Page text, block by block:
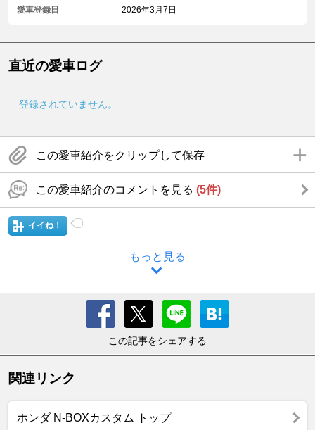
愛車登録日 2026年3月7日
直近の愛車ログ
登録されていません。
この愛車紹介をクリップして保存
この愛車紹介のコメントを見る (5件)
イイね！
もっと見る
この記事をシェアする
関連リンク
ホンダ N-BOXカスタム トップ